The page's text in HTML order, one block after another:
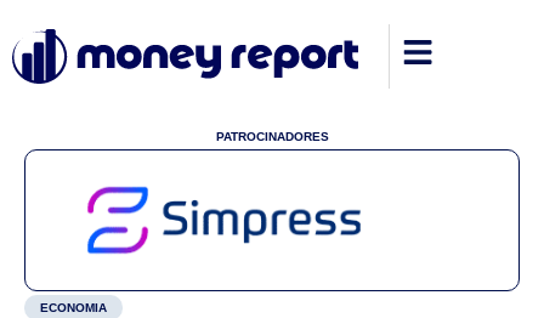
PATROCINADORES
ECONOMIA